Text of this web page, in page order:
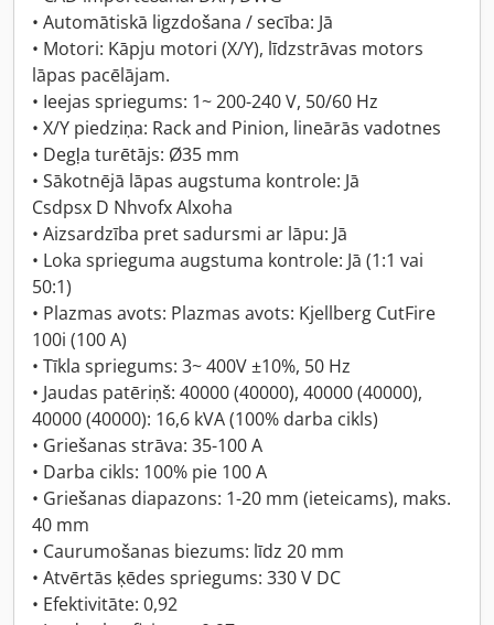
• Automātiskā ligzdošana / secība: Jā
• Motori: Kāpju motori (X/Y), līdzstrāvas motors
lāpas pacēlājam.
• Ieejas spriegums: 1~ 200-240 V, 50/60 Hz
• X/Y piedziņa: Rack and Pinion, lineārās vadotnes
• Degļa turētājs: Ø35 mm
• Sākotnējā lāpas augstuma kontrole: Jā
Csdpsx D Nhvofx Alxoha
• Aizsardzība pret sadursmi ar lāpu: Jā
• Loka sprieguma augstuma kontrole: Jā (1:1 vai
50:1)
• Plazmas avots: Plazmas avots: Kjellberg CutFire
100i (100 A)
• Tīkla spriegums: 3~ 400V ±10%, 50 Hz
• Jaudas patēriņš: 40000 (40000), 40000 (40000),
40000 (40000): 16,6 kVA (100% darba cikls)
• Griešanas strāva: 35-100 A
• Darba cikls: 100% pie 100 A
• Griešanas diapazons: 1-20 mm (ieteicams), maks.
40 mm
• Caurumošanas biezums: līdz 20 mm
• Atvērtās ķēdes spriegums: 330 V DC
• Efektivitāte: 0,92